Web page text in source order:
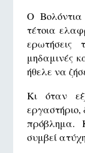
Ο
τέτοια
μηδαμινές
ήθελε να
Κι όταν
εργαστήριο,
πρόβλημα.
συμβεί